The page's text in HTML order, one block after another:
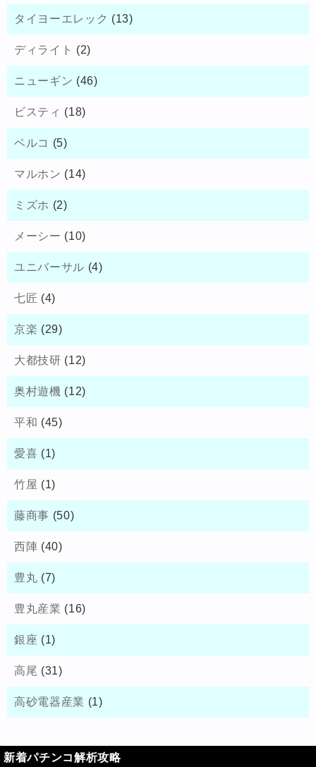
タイヨーエレック (13)
ディライト (2)
ニューギン (46)
ビスティ (18)
ベルコ (5)
マルホン (14)
ミズホ (2)
メーシー (10)
ユニバーサル (4)
七匠 (4)
京楽 (29)
大都技研 (12)
奥村遊機 (12)
平和 (45)
愛喜 (1)
竹屋 (1)
藤商事 (50)
西陣 (40)
豊丸 (7)
豊丸産業 (16)
銀座 (1)
高尾 (31)
高砂電器産業 (1)
新着パチンコ解析攻略